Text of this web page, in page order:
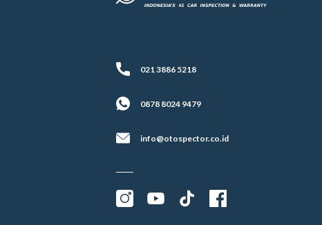
021 3886 5218
0878 8024 9479
info@otospector.co.id